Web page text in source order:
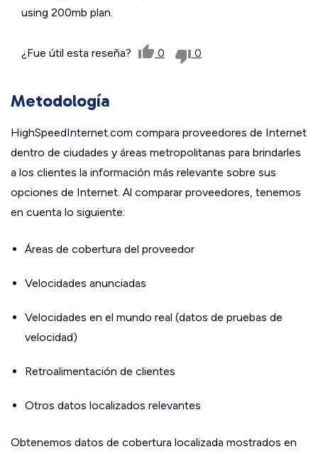
using 200mb plan.
¿Fue útil esta reseña? 0 0
Metodología
HighSpeedInternet.com compara proveedores de Internet
dentro de ciudades y áreas metropolitanas para brindarles
a los clientes la información más relevante sobre sus
opciones de Internet. Al comparar proveedores, tenemos
en cuenta lo siguiente:
Áreas de cobertura del proveedor
Velocidades anunciadas
Velocidades en el mundo real (datos de pruebas de
velocidad)
Retroalimentación de clientes
Otros datos localizados relevantes
Obtenemos datos de cobertura localizada mostrados en